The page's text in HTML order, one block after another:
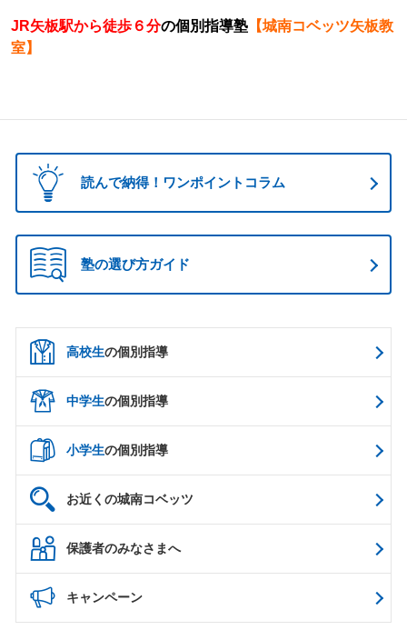
JR矢板駅から徒歩６分の個別指導塾 【城南コベッツ矢板教
室】
読んで納得！ワンポイントコラム
塾の選び方ガイド
高校生の個別指導
中学生の個別指導
小学生の個別指導
お近くの城南コベッツ
保護者のみなさまへ
キャンペーン